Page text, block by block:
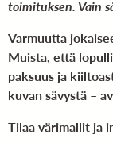
toimituksen. Vain
Varmuutta
Muista, että
paksuus ja
kuvan sävystä –
Tilaa värimallit ja